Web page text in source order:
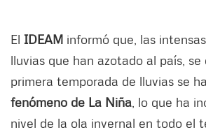
El IDEAM informó que, las
lluvias que han azotado al país, se
primera temporada de lluvias se
fenómeno de La Niña , lo que ha
nivel de la ola invernal en todo el